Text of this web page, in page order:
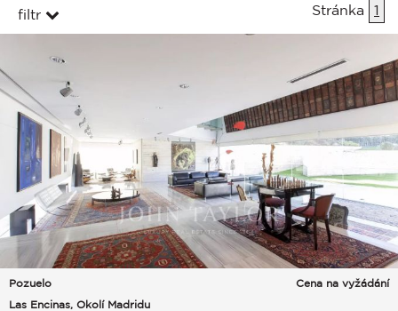
filtr Stránka 1
Pozuelo
Las Encinas, Okolí Madridu
Cena na vyžádání